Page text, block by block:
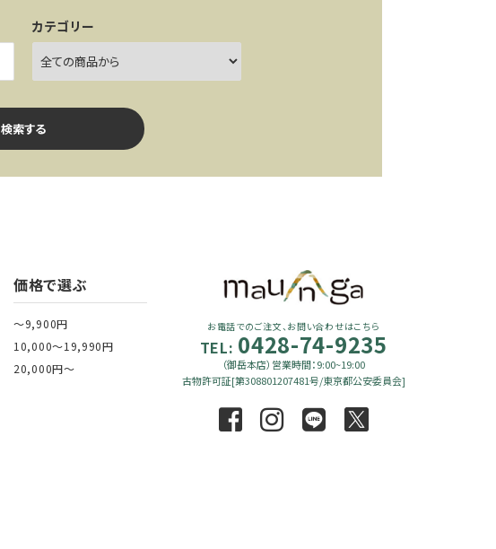
カテゴリー
検索する
価格で選ぶ
～9,900円
10,000～19,990円
20,000円～
お電話でのご注文、お問い合わせはこちら
TEL: 0428-74-9235
（御岳本店）営業時間：9:00~19:00
古物許可証[第308801207481号/東京都公安委員会]